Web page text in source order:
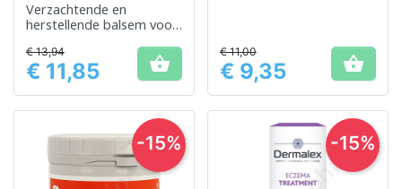
Verzachtende en
herstellende balsem voor
huid
Prijs
€ 13,94
€ 11,85  Prijs
€ 11,00
€ 9,35 
-15% -15%